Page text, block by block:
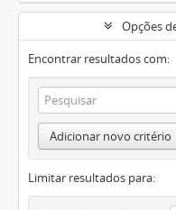
Opções
Encontrar resultados com:
Adicionar novo critério
Limitar resultados para: